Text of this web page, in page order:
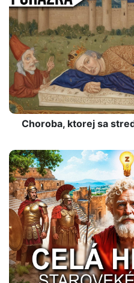
Choroba, ktorej sa